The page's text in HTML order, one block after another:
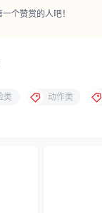
个赞赏的人吧！
类 动作类